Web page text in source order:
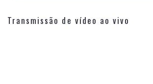
Transmissão de vídeo ao vivo